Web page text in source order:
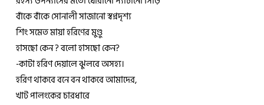
বাঁকে বাঁকে সোনালী সাজানো স্বপ্নদৃশ্য
শিং সমেত মায়া হরিণের মুণ্ডু
হাসছো কেন ? বলো হাসছো কেন?
-কাটা হরিণ দেয়ালে ঝুলবে অসহ্য।
হরিণ থাকবে বনে বন থাকবে আমাদের,
খাট পালংকের চারধারে